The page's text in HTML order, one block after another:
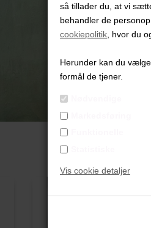
så tillader du, at vi
behandler de
cookiepolitik , hvor du
Herunder kan du
formål de tjener.
Vis cookie detaljer